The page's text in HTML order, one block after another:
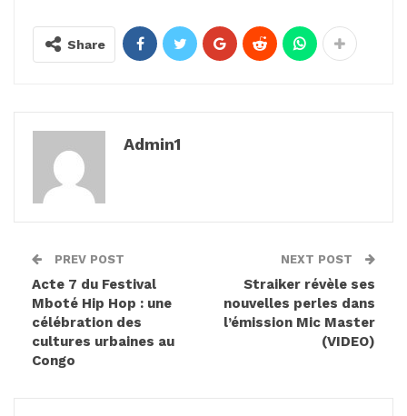
Share
Admin1
PREV POST
Acte 7 du Festival
Mboté Hip Hop : une
célébration des
cultures urbaines au
Congo
NEXT POST
Straiker révèle ses
nouvelles perles dans
l’émission Mic Master
(VIDEO)